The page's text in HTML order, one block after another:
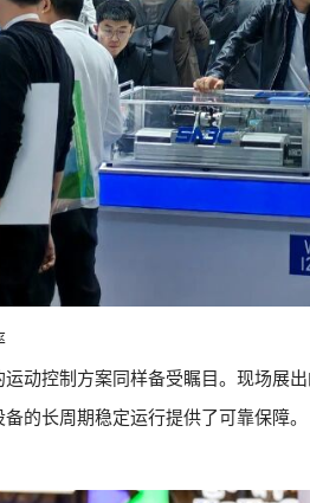
动控制方案同样备受瞩目。现场展
的长周期稳定运行提供了可靠保障。